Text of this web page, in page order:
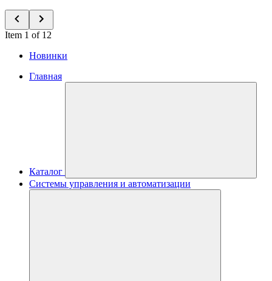
Item 1 of 12
Новинки
Главная
Каталог
Системы управления и автоматизации